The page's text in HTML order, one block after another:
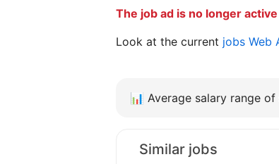
The job ad is no longer active
Look at the current jobs Web
📊 Average salary range
Similar jobs